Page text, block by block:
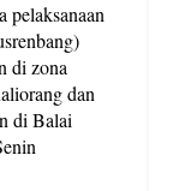
pelaksanaan
di zona
dan
di Balai